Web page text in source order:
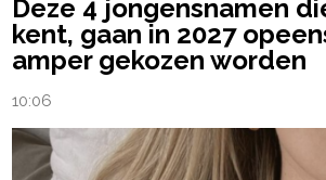
Deze 4 jongensnamen
kent, gaan in 2027
amper gekozen worden
10:06